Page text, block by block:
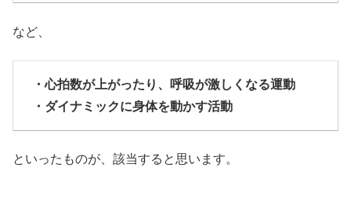
など、
・心拍数が上がったり、呼吸が激しくなる運動
・ダイナミックに身体を動かす活動
といったものが、該当すると思います。